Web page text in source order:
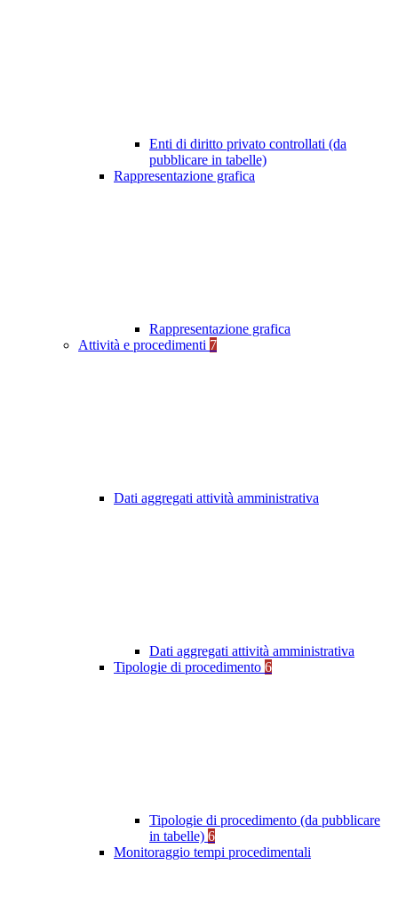
Enti di diritto privato controllati (da
pubblicare in tabelle)
Rappresentazione grafica
Rappresentazione grafica
Attività e procedimenti 7
Dati aggregati attività amministrativa
Dati aggregati attività amministrativa
Tipologie di procedimento 6
Tipologie di procedimento (da pubblicare
in tabelle) 6
Monitoraggio tempi procedimentali